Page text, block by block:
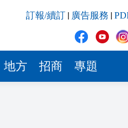
訂報/續訂 廣告服務
地方 招商 專題
13:08
12:45